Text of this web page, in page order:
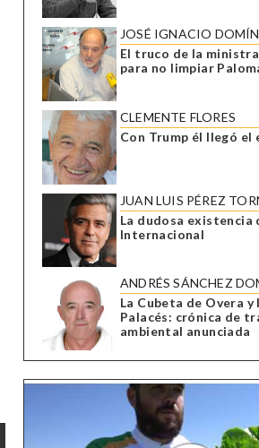
JOSÉ IGNACIO
El truco de la
para no limpiar
CLEMENTE FLORES
Con Trump él llegó el
JUAN LUIS PÉREZ
La dudosa existencia
Internacional
ANDRÉS SÁNCHEZ
La Cubeta de Overa y
Palacés: crónica de
ambiental anunciada